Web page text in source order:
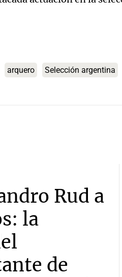
arquero Selección argentina
Rud a
la
de